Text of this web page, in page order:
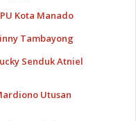
Kota Manado
Tambayong
Senduk Atniel
Utusan